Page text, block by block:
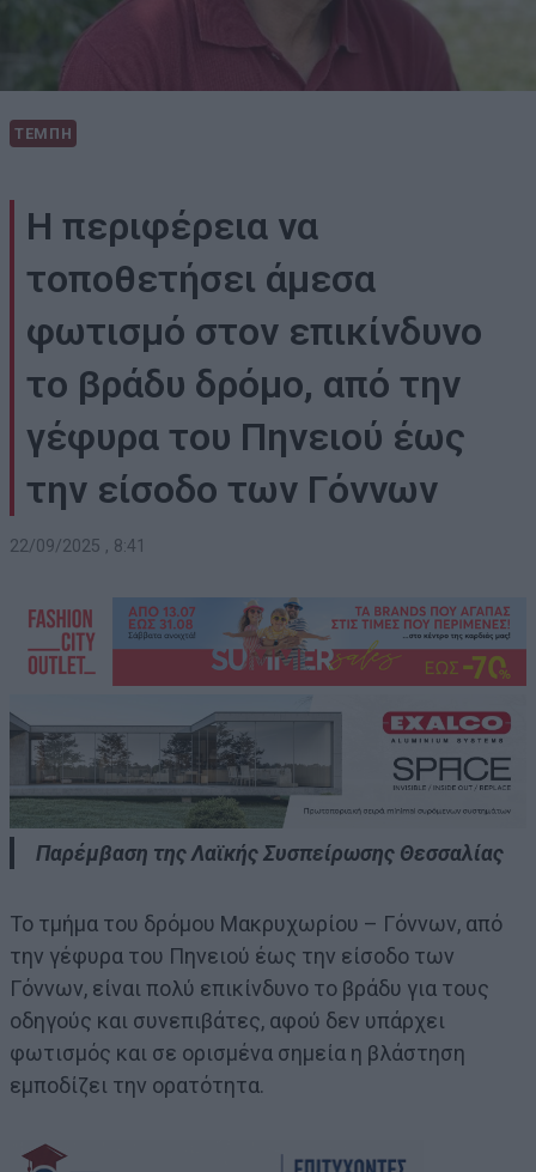
ΤΕΜΠΗ
Η περιφέρεια να
τοποθετήσει άμεσα
φωτισμό στον επικίνδυνο
το βράδυ δρόμο, από την
γέφυρα του Πηνειού έως
την είσοδο των Γόννων
22/09/2025 , 8:41
Παρέμβαση της Λαϊκής Συσπείρωσης Θεσσαλίας
Το τμήμα του δρόμου Μακρυχωρίου – Γόννων, από
την γέφυρα του Πηνειού έως την είσοδο των
Γόννων, είναι πολύ επικίνδυνο το βράδυ για τους
οδηγούς και συνεπιβάτες, αφού δεν υπάρχει
φωτισμός και σε ορισμένα σημεία η βλάστηση
εμποδίζει την ορατότητα.